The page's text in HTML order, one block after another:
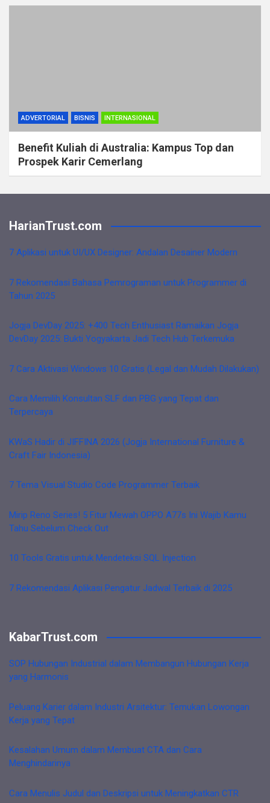
ADVERTORIAL BISNIS INTERNASIONAL
Benefit Kuliah di Australia: Kampus Top dan
Prospek Karir Cemerlang
HarianTrust.com
7 Aplikasi untuk UI/UX Designer: Andalan Desainer Modern
7 Rekomendasi Bahasa Pemrograman untuk Programmer di
Tahun 2025
Jogja DevDay 2025: +400 Tech Enthusiast Ramaikan Jogja
DevDay 2025: Bukti Yogyakarta Jadi Tech Hub Terkemuka
7 Cara Aktivasi Windows 10 Gratis (Legal dan Mudah Dilakukan)
Cara Memilih Konsultan SLF dan PBG yang Tepat dan
Terpercaya
KWaS Hadir di JIFFINA 2026 (Jogja International Furniture &
Craft Fair Indonesia)
7 Tema Visual Studio Code Programmer Terbaik
Mirip Reno Series! 5 Fitur Mewah OPPO A77s Ini Wajib Kamu
Tahu Sebelum Check Out
10 Tools Gratis untuk Mendeteksi SQL Injection
7 Rekomendasi Aplikasi Pengatur Jadwal Terbaik di 2025
KabarTrust.com
SOP Hubungan Industrial dalam Membangun Hubungan Kerja
yang Harmonis
Peluang Karier dalam Industri Arsitektur: Temukan Lowongan
Kerja yang Tepat
Kesalahan Umum dalam Membuat CTA dan Cara
Menghindarinya
Cara Menulis Judul dan Deskripsi untuk Meningkatkan CTR